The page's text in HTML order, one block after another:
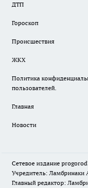
ДТП
Гороскоп
Происшествия
ЖКХ
Политика
пользователей.
Главная
Новости
Сетевое издание
Учредитель: Ламбринаки
Главный редактор: